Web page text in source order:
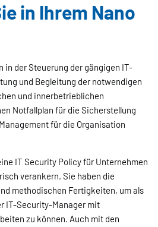
in Ihrem Nano
in der Steuerung der gängigen IT-
und Begleitung der notwendigen
und innerbetrieblichen
Notfallplan für die Sicherstellung
für die Organisation
IT Security Policy für Unternehmen
verankern. Sie haben die
methodischen Fertigkeiten, um als
IT-Security-Manager mit
zu können. Auch mit den